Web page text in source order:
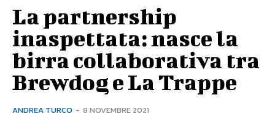
La partnership
inaspettata: nasce la
birra collaborativa tra
Brewdog e La Trappe
ANDREA TURCO - 8 NOVEMBRE 2021